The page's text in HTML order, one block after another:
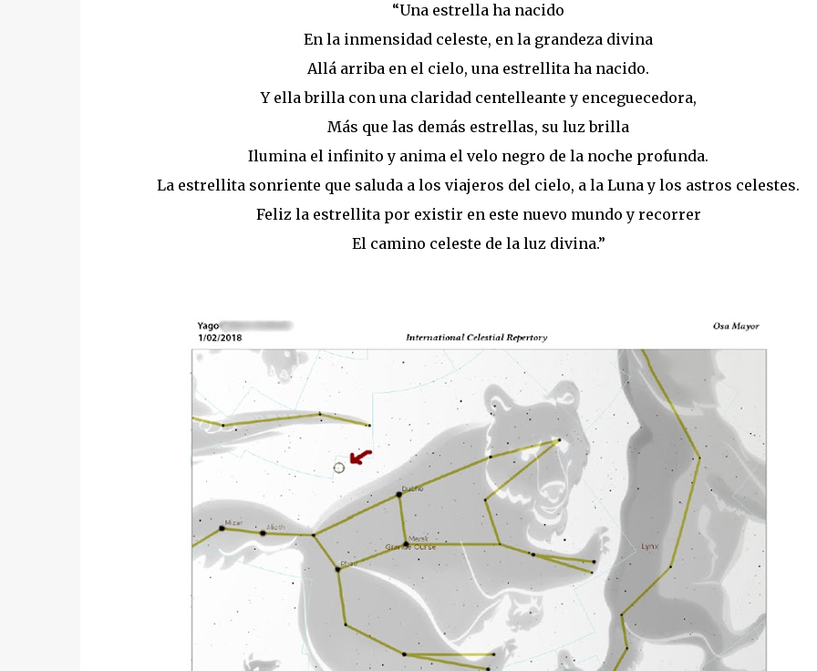
“Una estrella ha nacido
En la inmensidad celeste, en la grandeza divina
Allá arriba en el cielo, una estrellita ha nacido.
Y ella brilla con una claridad centelleante y enceguecedora,
Más que las demás estrellas, su luz brilla
Ilumina el infinito y anima el velo negro de la noche profunda.
La estrellita sonriente que saluda a los viajeros del cielo, a la Luna y los astros celestes.
Feliz la estrellita por existir en este nuevo mundo y recorrer
El camino celeste de la luz divina.”